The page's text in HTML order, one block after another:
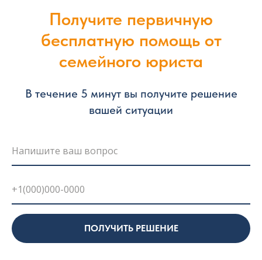
Получите первичную
бесплатную помощь от
семейного юриста
В течение 5 минут вы получите решение
вашей ситуации
ПОЛУЧИТЬ РЕШЕНИЕ